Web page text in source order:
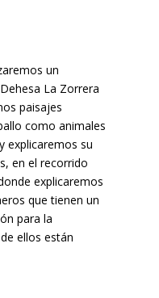
un
La Zorrera
paisajes
como animales
explicaremos su
en el recorrido
explicaremos
que tienen un
para la
ellos están